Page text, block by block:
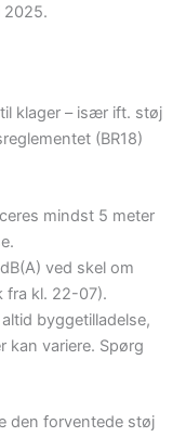
2025.
klager – især ift. støj
(BR18)
mindst 5 meter
ved skel om
fra kl. 22-07).
byggetilladelse,
kan variere. Spørg
den forventede støj